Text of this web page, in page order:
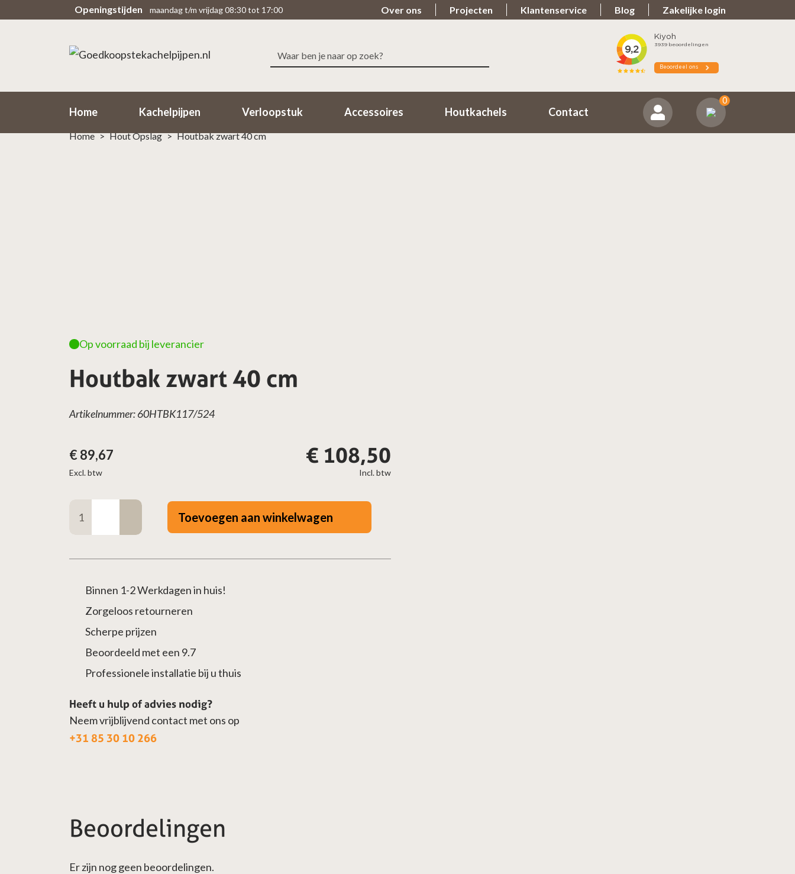
Openingstijden maandag t/m vrijdag 08:30 tot 17:00 Over ons Projecten Klantenservice Blog Zakelijke login
Zoeken
naar:
Home Kachelpijpen Verloopstuk Accessoires Houtkachels Contact
0
Snelle levering Beoordeeld met een 9.7 Spullen teveel?
Home > Hout Opslag > Houtbak zwart 40 cm
Houtbak zwart 40 cm
Op voorraad bij leverancier
Incl. btw
€108,50
Excl. btw
€89,67
Artikelnummer: 60HTBK117/524
zwart
cm
Toevoegen aan winkelwagen
Binnen 1-2 Werkdagen in huis!
Zorgeloos retourneren
Scherpe prijzen
Beoordeeld met een 9.7
Professionele installatie bij u thuis
Heeft u hulp of advies nodig?
Neem vrijblijvend contact met ons op
+31 85 30 10 266
Beoordelingen
Er zijn nog geen beoordelingen.